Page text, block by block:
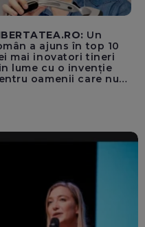
Un
a ajuns în top 10
mai inovatori tineri
lume cu o invenție
oamenii care nu